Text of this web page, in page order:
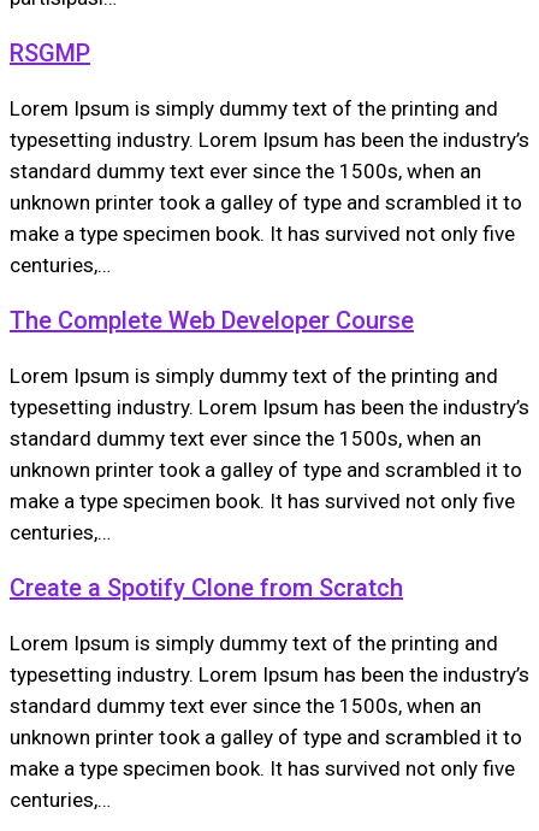
RSGMP
Lorem Ipsum is simply dummy text of the printing and
typesetting industry. Lorem Ipsum has been the industry’s
standard dummy text ever since the 1500s, when an
unknown printer took a galley of type and scrambled it to
make a type specimen book. It has survived not only five
centuries,…
The Complete Web Developer Course
Lorem Ipsum is simply dummy text of the printing and
typesetting industry. Lorem Ipsum has been the industry’s
standard dummy text ever since the 1500s, when an
unknown printer took a galley of type and scrambled it to
make a type specimen book. It has survived not only five
centuries,…
Create a Spotify Clone from Scratch
Lorem Ipsum is simply dummy text of the printing and
typesetting industry. Lorem Ipsum has been the industry’s
standard dummy text ever since the 1500s, when an
unknown printer took a galley of type and scrambled it to
make a type specimen book. It has survived not only five
centuries,…